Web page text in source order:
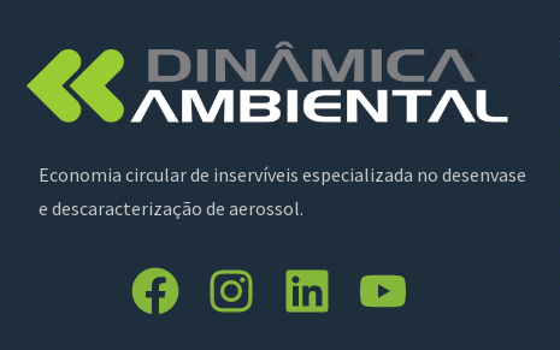
Economia circular de inservíveis especializada no desenvase
e descaracterização de aerossol.